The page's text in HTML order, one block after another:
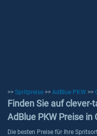
>> Spritpreise >> AdBlue PKW >>
Finden Sie auf
AdBlue PKW Preise in
Die besten Preise für Ihre